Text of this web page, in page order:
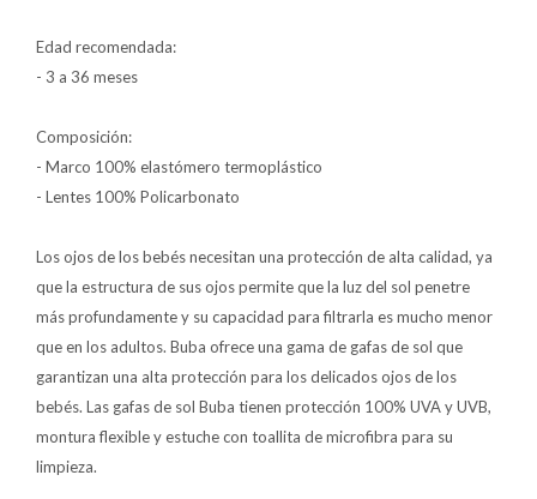
Edad recomendada:
- 3 a 36 meses
Composición:
- Marco 100% elastómero termoplástico
- Lentes 100% Policarbonato
Los ojos de los bebés necesitan una protección de alta calidad, ya
que la estructura de sus ojos permite que la luz del sol penetre
más profundamente y su capacidad para filtrarla es mucho menor
que en los adultos. Buba ofrece una gama de gafas de sol que
garantizan una alta protección para los delicados ojos de los
bebés. Las gafas de sol Buba tienen protección 100% UVA y UVB,
montura flexible y estuche con toallita de microfibra para su
limpieza.
Gift cards
Nuevos
Sale
Local MVD Kids